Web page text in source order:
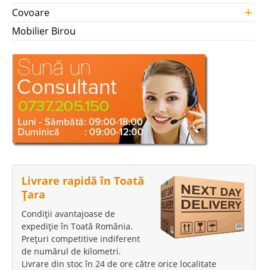
Covoare
+
Mobilier Birou
Livrare rapidă în Toată
Țara
Condiții avantajoase de
expediție în Toată România.
Prețuri competitive indiferent
de numărul de kilometri.
Livrare din stoc în 24 de ore către orice localitate